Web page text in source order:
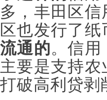
多，丰田区
区也发行了纸
流通的。信
主要是支持
打破高利贷剥